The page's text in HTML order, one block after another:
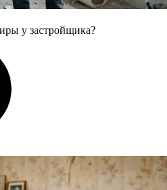
у застройщика?